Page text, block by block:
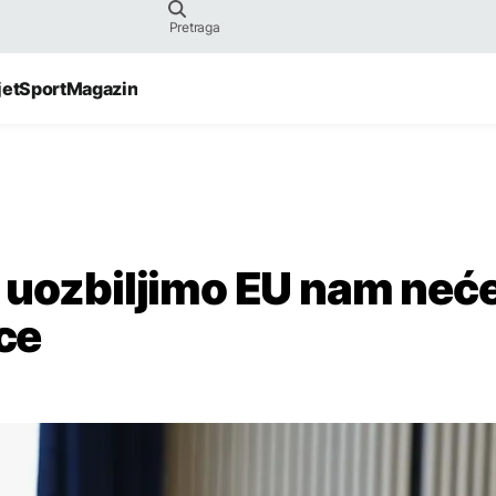
SportMagazin
EU nam